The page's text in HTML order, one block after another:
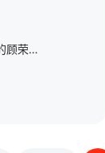
那小子不可爱讲述的是有一个嚣张跋扈的顾荣俨然是一个混世小魔王富二代，然而看似软萌的女孩苏静静其实战力惊人，一场意外让毫无交集的两个人产生了纠缠，还成为他的贴身保镖，浪漫的爱情，一触即发。